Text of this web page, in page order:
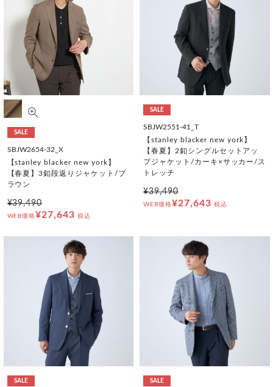
SALE
SBJW2654-32_X
【stanley blacker new york】
【春夏】3釦段返りジャケット/ブ
ラウン
¥39,490
WEB価格¥27,643 税込
SALE
SBJW2551-41_T
【stanley blacker new york】
【春夏】2釦シングルセットアッ
プジャケット/カーキ×サッカー/ス
トレッチ
¥39,490
WEB価格¥27,643 税込
SALE SALE